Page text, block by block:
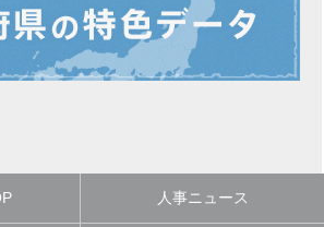
人事ニュース